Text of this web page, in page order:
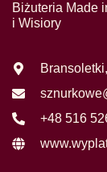
Biżuteria Made
i Wisiory
+48 516